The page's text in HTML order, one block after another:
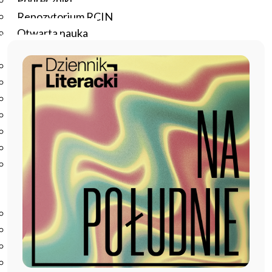
Repozytorium RCIN
Otwarta nauka
Studia podyplomowe
Szkolenia
Szkoła Doktorska Anthropos
Erasmus
Olimpiada Literatury i Języka Polskiego
Olimpiada Literatury i Języka Polskiego dla Szkół
Podstawowych
Biblioteka
O bibliotece
Godziny otwarcia
Katalog
Nowości